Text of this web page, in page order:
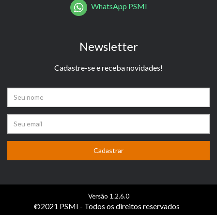
WhatsApp PSMI
Newsletter
Cadastre-se e receba novidades!
Versão 1.2.6.0
©2021 PSMI - Todos os direitos reservados